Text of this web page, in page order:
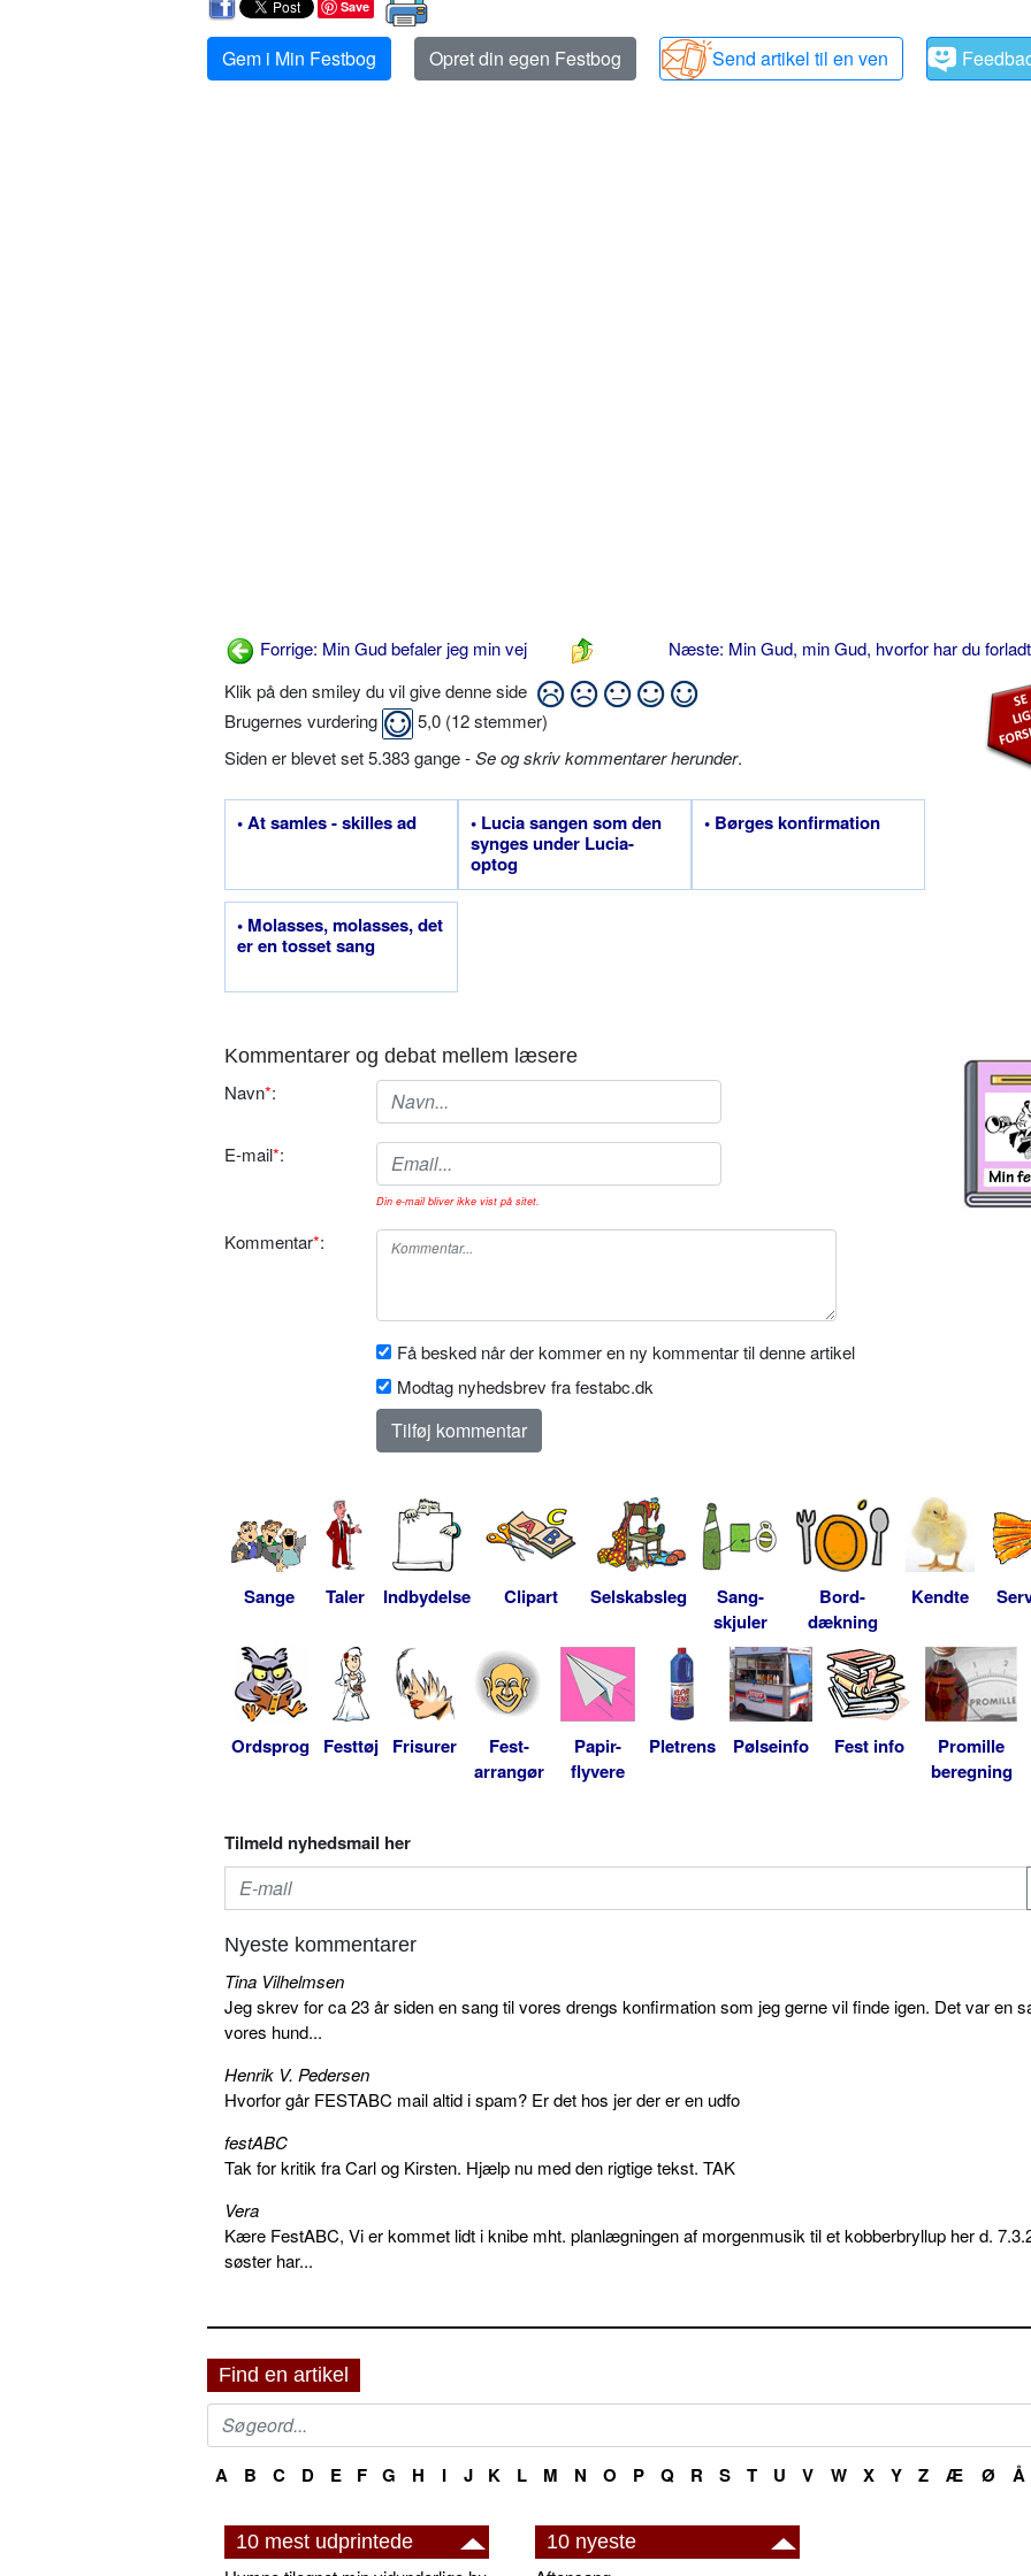
Save
Gem i Min Festbog Opret din egen Festbog Send artikel til en ven
Forrige: Min Gud befaler jeg min vej
Næste: Min Gud, min Gud, hvorfor har du
Klik på den smiley du vil give denne side
Brugernes vurdering
5,0 (12stemmer)
Siden er blevet set 5.383 gange -Se og skriv kommentarer herunder.
• At samles - skilles ad
• Lucia sangen som den
synges under Lucia-
optog
• Børges konfirmation
• Molasses, molasses, det
er en tosset sang
Kommentarer og debat mellem læsere
Navn*:
E-mail*:
Din e-mail bliver ikke vist på sitet.
Kommentar*:
Få besked når der kommer en ny kommentar til denne artikel
Modtag nyhedsbrev fra festabc.dk
Sange Taler Indbydelse Clipart Selskabsleg
Sang-
skjuler
Bord-
dækning
Kendte
Ordsprog Festtøj Frisurer
Fest-
arrangør
Papir-
flyvere
Pletrens Pølseinfo Fest info
Promille
beregning
Tilmeld nyhedsmail her
Nyeste kommentarer
Tina Vilhelmsen
Jeg skrev for ca 23 år siden en sang til vores drengs konfirmation som jeg gerne vil finde igen. Det var en
vores hund...
Henrik V. Pedersen
Hvorfor går FESTABC mail altid i spam? Er det hos jer der er en udfo
festABC
Tak for kritik fra Carl og Kirsten. Hjælp nu med den rigtige tekst. TAK
Vera
Kære FestABC, Vi er kommet lidt i knibe mht. planlægningen af morgenmusik til et kobberbryllup her d.
søster har...
Find en artikel
A B C D E F G H I J K L M N O P Q R S T U V W X Y Z Æ Ø Å
10 mest udprintede 10 nyeste